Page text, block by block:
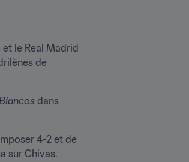
le Real Madrid
de
Blancos dans
4-2 et de
sur Chivas.